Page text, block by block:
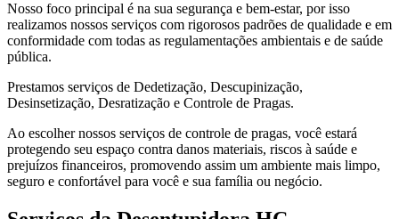
Nosso foco principal é na sua segurança e bem-estar, por isso
realizamos nossos serviços com rigorosos padrões de qualidade e em
conformidade com todas as regulamentações ambientais e de saúde
pública.
Prestamos serviços de Dedetização, Descupinização,
Desinsetização, Desratização e Controle de Pragas.
Ao escolher nossos serviços de controle de pragas, você estará
protegendo seu espaço contra danos materiais, riscos à saúde e
prejuízos financeiros, promovendo assim um ambiente mais limpo,
seguro e confortável para você e sua família ou negócio.